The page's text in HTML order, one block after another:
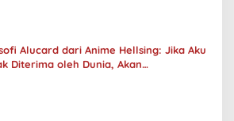
Alucard dari Anime Hellsing: Jika Aku
Diterima oleh Dunia, Akan